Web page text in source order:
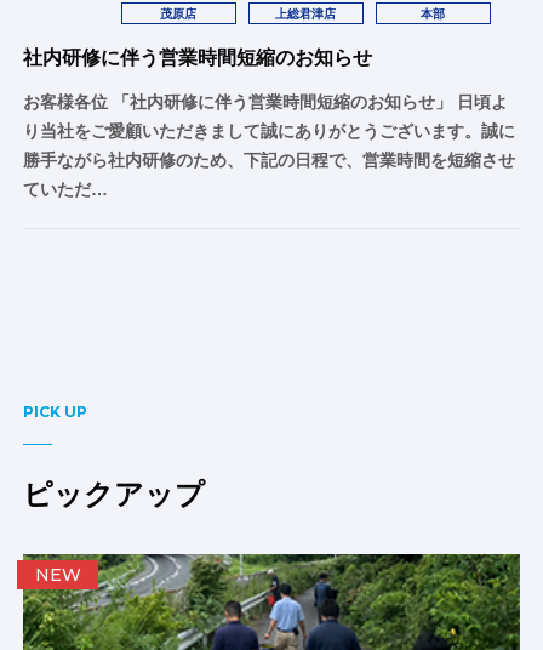
茂原店 上総君津店 本部
社内研修に伴う営業時間短縮のお知らせ
お客様各位 「社内研修に伴う営業時間短縮のお知らせ」 日頃よ
り当社をご愛顧いただきまして誠にありがとうございます。誠に
勝手ながら社内研修のため、下記の日程で、営業時間を短縮させ
ていただ…
PICK UP
ピックアップ
NEW